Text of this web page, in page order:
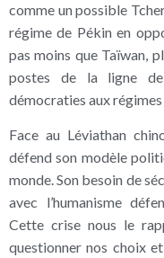
comme un possible
régime de Pékin en
pas moins que Taïwan,
postes de la ligne
démocraties aux
Face au Léviathan
défend son modèle
monde. Son besoin de
avec l’humanisme
Cette crise nous le
questionner nos choix